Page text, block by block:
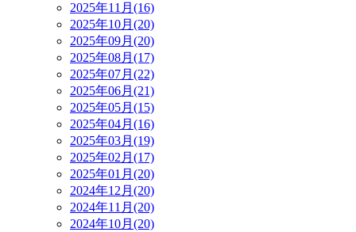
2025年11月(16)
2025年10月(20)
2025年09月(20)
2025年08月(17)
2025年07月(22)
2025年06月(21)
2025年05月(15)
2025年04月(16)
2025年03月(19)
2025年02月(17)
2025年01月(20)
2024年12月(20)
2024年11月(20)
2024年10月(20)